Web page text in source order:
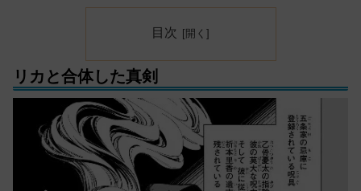
目次
リカと合体した真剣